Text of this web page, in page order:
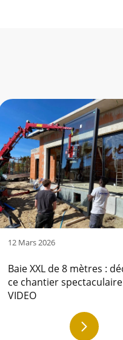
12 Mars 2026
Baie XXL de 8 mètres :
ce chantier
VIDEO
En